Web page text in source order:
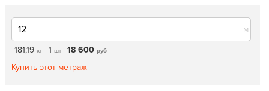
м
181,19 кг 1 шт 18 600 руб
Купить этот метраж